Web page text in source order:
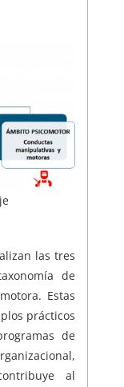
las tres
de
Estas
prácticos
de
al